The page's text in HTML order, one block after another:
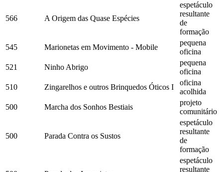
566 A Origem das Quase Espécies
espetáculo
resultante
de
formação
545
Marionetas em Movimento - Mobile
pequena
oficina
521
Ninho Abrigo
pequena
oficina
510
Zingarelhos e outros Brinquedos Óticos I
oficina
acolhida
500
Marcha dos Sonhos Bestiais
projeto
comunitário
500 Parada Contra os Sustos
espetáculo
resultante
de
formação
espetáculo
resultante